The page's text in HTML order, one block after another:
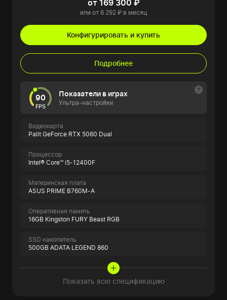
от 169 300 ₽
или от 6 292 ₽ в месяц
Конфигурировать и купить
Подробнее
90
FPS
Показатели в играх
Ультра-настройки
Видеокарта
Palit GeForce RTX 5060 Dual
Процессор
Intel® Core™ i5-12400F
Материнская плата
ASUS PRIME B760M-A
Оперативная память
16GB Kingston FURY Beast RGB
SSD накопитель
500GB ADATA LEGEND 860
Показать всю спецификацию